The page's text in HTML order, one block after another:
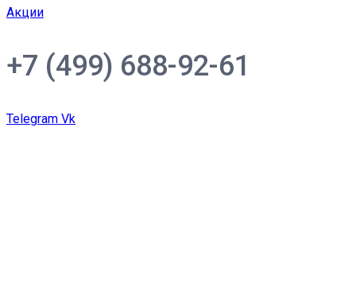
Акции
+7 (499) 688-92-61
Telegram Vk